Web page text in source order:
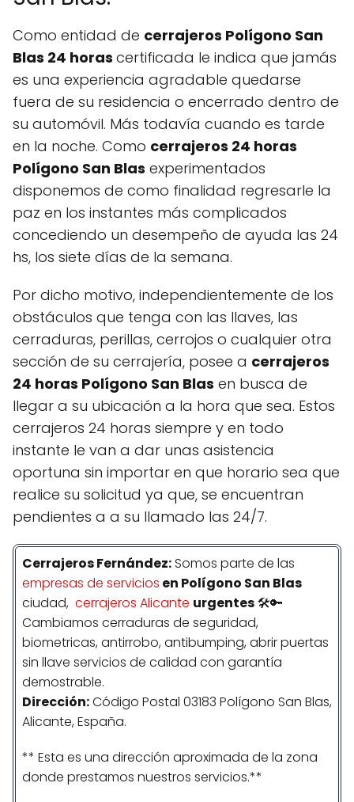
Como entidad de cerrajeros Polígono San
Blas 24 horas certificada le indica que jamás
es una experiencia agradable quedarse
fuera de su residencia o encerrado dentro de
su automóvil. Más todavía cuando es tarde
en la noche. Como cerrajeros 24 horas
Polígono San Blas experimentados
disponemos de como finalidad regresarle la
paz en los instantes más complicados
concediendo un desempeño de ayuda las 24
hs, los siete días de la semana.
Por dicho motivo, independientemente de los
obstáculos que tenga con las llaves, las
cerraduras, perillas, cerrojos o cualquier otra
sección de su cerrajería, posee a cerrajeros
24 horas Polígono San Blas en busca de
llegar a su ubicación a la hora que sea. Estos
cerrajeros 24 horas siempre y en todo
instante le van a dar unas asistencia
oportuna sin importar en que horario sea que
realice su solicitud ya que, se encuentran
pendientes a a su llamado las 24/7.
CerrajerosFernández:Somos parte de las
empresas de servicios en Polígono San Blas
ciudad, cerrajeros Alicante urgentes🛠️🔑
Cambiamos cerraduras de seguridad,
biometricas, antirrobo, antibumping, abrir puertas
sin llave servicios de calidad con garantía
demostrable.
Dirección:Código Postal 03183 Polígono San Blas,
Alicante, España.
** Esta es una dirección aproximada de la zona
donde prestamos nuestros servicios.**